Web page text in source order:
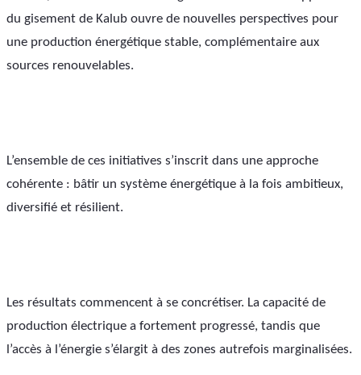
du gisement de Kalub ouvre de nouvelles perspectives pour
une production énergétique stable, complémentaire aux
sources renouvelables.
L’ensemble de ces initiatives s’inscrit dans une approche
cohérente : bâtir un système énergétique à la fois ambitieux,
diversifié et résilient.
Les résultats commencent à se concrétiser. La capacité de
production électrique a fortement progressé, tandis que